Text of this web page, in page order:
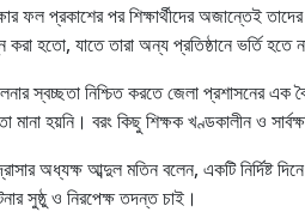
ফল প্রকাশের পর শিক্ষার্থীদের অজান্তেই
হতো, যাতে তারা অন্য প্রতিষ্ঠানে ভর্তি হতে
স্বচ্ছতা নিশ্চিত করতে জেলা প্রশাসনের এক
মানা হয়নি। বরং কিছু শিক্ষক খণ্ডকালীন ও
অধ্যক্ষ আব্দুল মতিন বলেন, একটি নির্দিষ্ট
সুষ্ঠু ও নিরপেক্ষ তদন্ত চাই।